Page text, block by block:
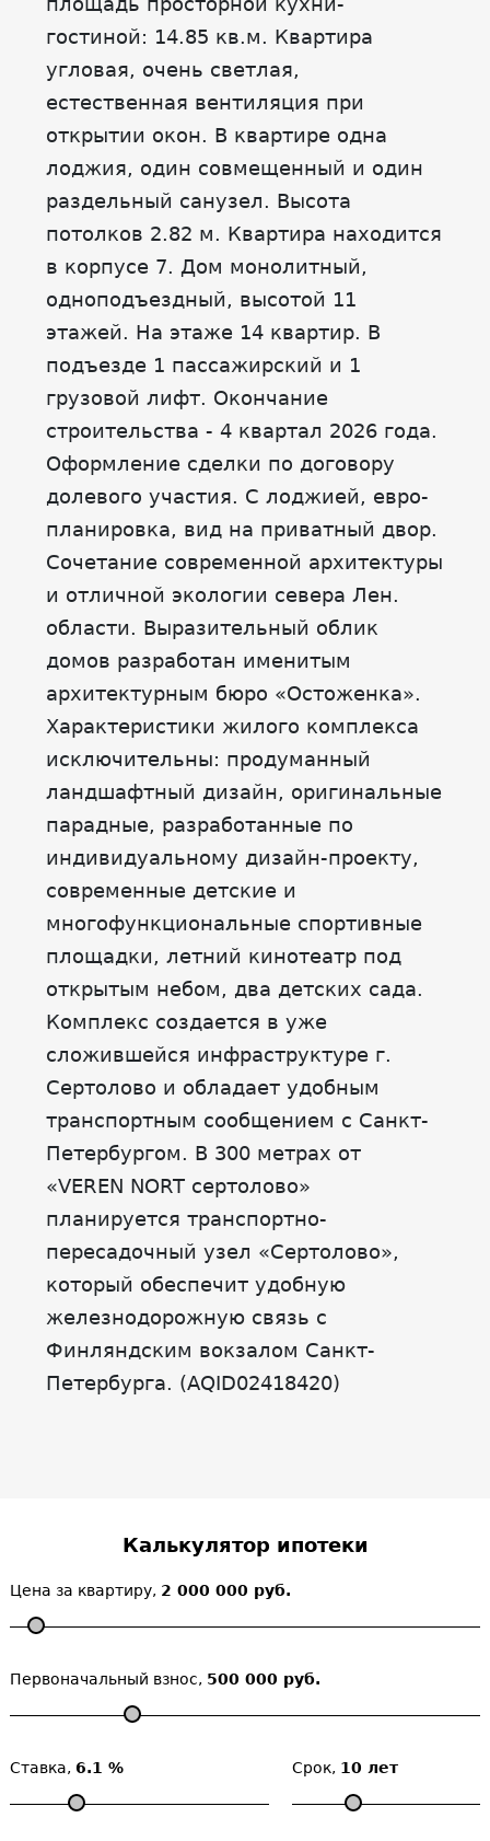
гостиной: 14.85 кв.м. Квартира
угловая, очень светлая,
естественная вентиляция при
открытии окон. В квартире одна
лоджия, один совмещенный и один
раздельный санузел. Высота
потолков 2.82 м. Квартира находится
в корпусе 7. Дом монолитный,
одноподъездный, высотой 11
этажей. На этаже 14 квартир. В
подъезде 1 пассажирский и 1
грузовой лифт. Окончание
строительства - 4 квартал 2026 года.
Оформление сделки по договору
долевого участия. С лоджией, евро-
планировка, вид на приватный двор.
Сочетание современной архитектуры
и отличной экологии севера Лен.
области. Выразительный облик
домов разработан именитым
архитектурным бюро «Остоженка».
Характеристики жилого комплекса
исключительны: продуманный
ландшафтный дизайн, оригинальные
парадные, разработанные по
индивидуальному дизайн-проекту,
современные детские и
многофункциональные спортивные
площадки, летний кинотеатр под
открытым небом, два детских сада.
Комплекс создается в уже
сложившейся инфраструктуре г.
Сертолово и обладает удобным
транспортным сообщением с Санкт-
Петербургом. В 300 метрах от
«VEREN NORT сертолово»
планируется транспортно-
пересадочный узел «Сертолово»,
который обеспечит удобную
железнодорожную связь с
Финляндским вокзалом Санкт-
Петербурга. (AQID02418420)
Калькулятор ипотеки
Цена за квартиру, 2 000 000 руб.
Первоначальный взнос, 500 000 руб.
Ставка, 6.1 % Срок, 10 лет